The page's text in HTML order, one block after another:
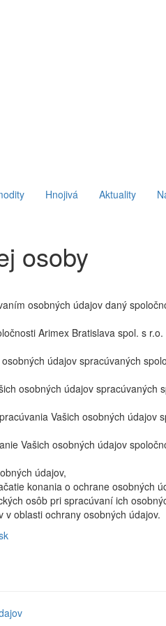
Hnojivá Aktuality
osoby
osobných údajov daný
Arimex Bratislava spol. s
údajov spracúvaných
osobných údajov spracúvaných
Vašich osobných údajov
Vašich osobných údajov
údajov,
konania o ochrane osobných
osôb pri spracúvaní ich
oblasti ochrany osobných údajov.